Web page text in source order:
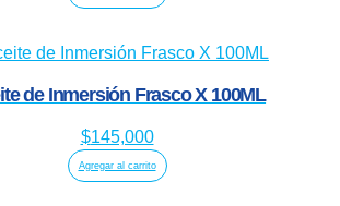
de Inmersión Frasco X 100ML
$145,000
Agregar al carrito